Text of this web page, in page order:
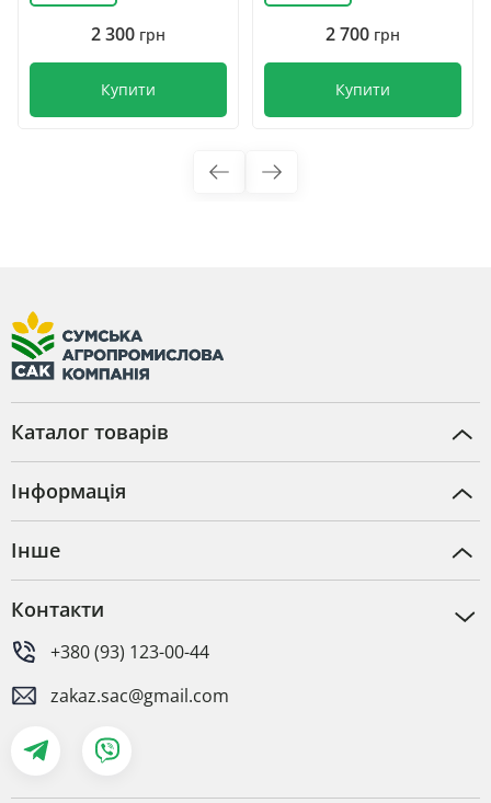
2 300 грн
Купити
2 700 грн
Купити
Каталог товарів
Інформація
Інше
Контакти
+380 (93) 123-00-44
zakaz.sac@gmail.com